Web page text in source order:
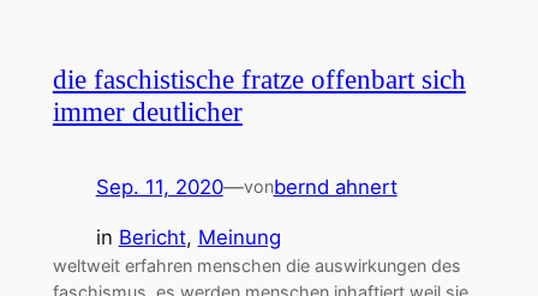
die faschistische fratze offenbart sich
immer deutlicher
Sep. 11, 2020—vonbernd ahnert
in Bericht, Meinung
weltweit erfahren menschen die auswirkungen des